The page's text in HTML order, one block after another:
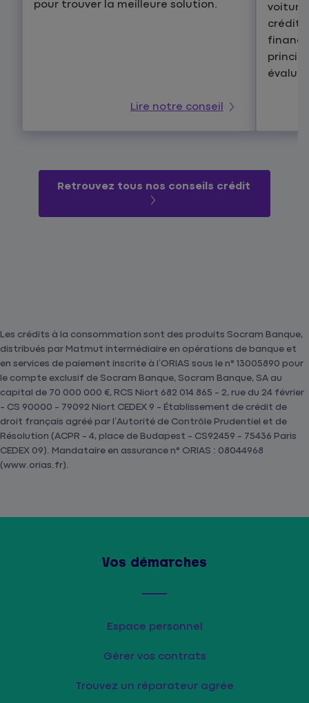
pour trouver la meilleure solution.
Lire notre conseil
voiture
crédit
Retrouvez tous nos conseils crédit
Les crédits à la consommation sont des produits Socram Banque,
distribués par Matmut intermédiaire en opérations de banque et
en services de paiement inscrite à l’ORIAS sous le n° 13005890 pour
le compte exclusif de Socram Banque, Socram Banque, SA au
capital de 70 000 000 €, RCS Niort 682 014 865 - 2, rue du 24 février
- CS 90000 - 79092 Niort CEDEX 9 - Établissement de crédit de
droit français agréé par l’Autorité de Contrôle Prudentiel et de
Résolution (ACPR - 4, place de Budapest - CS92459 - 75436 Paris
CEDEX 09). Mandataire en assurance n° ORIAS : 08044968
(www.orias.fr).
Vos démarches
Espace personnel
Gérer vos contrats
Trouvez un réparateur agrée